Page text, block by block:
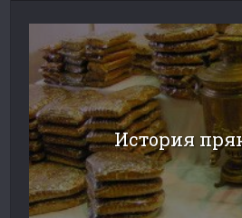
История